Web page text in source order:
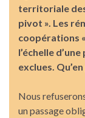
territoriale des
pivot ». Les
coopérations
l’échelle
exclues.
Nous
un passage